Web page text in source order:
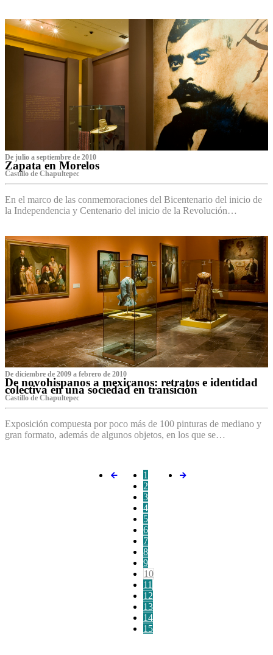
De julio a septiembre de 2010
Zapata en Morelos
Castillo de Chapultepec
En el marco de las conmemoraciones del Bicentenario del inicio de
la Independencia y Centenario del inicio de la Revolución…
De diciembre de 2009 a febrero de 2010
De novohispanos a mexicanos: retratos e identidad
colectiva en una sociedad en transición
Castillo de Chapultepec
Exposición compuesta por poco más de 100 pinturas de mediano y
gran formato, además de algunos objetos, en los que se…
1
2
3
4
5
6
7
8
9
10
11
12
13
14
15